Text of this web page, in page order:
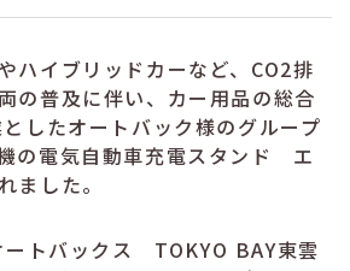
ハイブリッドカーなど、CO2排
の普及に伴い、カー用品の総合
したオートバック様のグループ
の電気自動車充電スタンド エ
ました。
ートバックス TOKYO BAY東雲